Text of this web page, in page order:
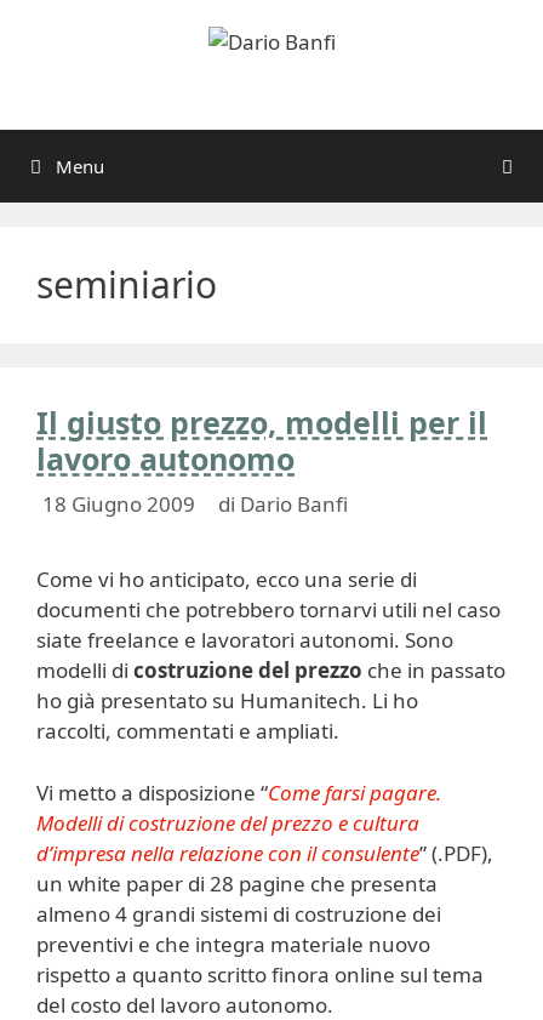
Menu
seminiario
Il giusto prezzo, modelli per il
lavoro autonomo
18 Giugno 2009 di Dario Banfi
Come vi ho anticipato, ecco una serie di
documenti che potrebbero tornarvi utili nel caso
siate freelance e lavoratori autonomi. Sono
modelli di costruzione del prezzo che in passato
ho già presentato su Humanitech. Li ho
raccolti, commentati e ampliati.
Vi metto a disposizione “Come farsi pagare.
Modelli di costruzione del prezzo e cultura
d’impresa nella relazione con il consulente” (.PDF),
un white paper di 28 pagine che presenta
almeno 4 grandi sistemi di costruzione dei
preventivi e che integra materiale nuovo
rispetto a quanto scritto finora online sul tema
del costo del lavoro autonomo.